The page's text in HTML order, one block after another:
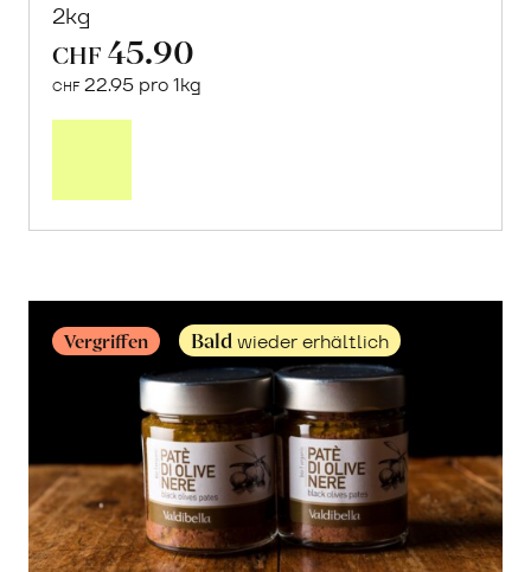
2kg
CHF 45.90
CHF 22.95 pro 1kg
Maracujas
Vergriffen Bald wieder erhältlich